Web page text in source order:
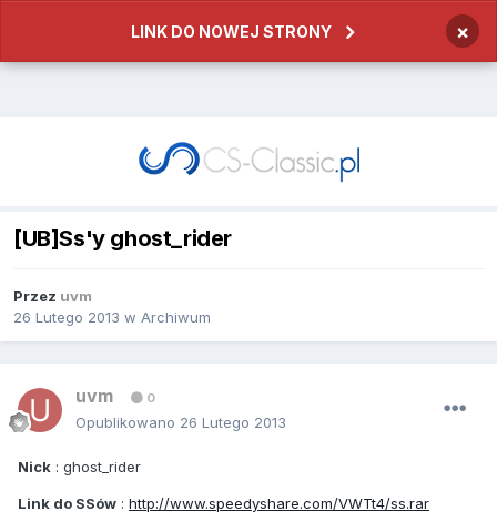
LINK DO NOWEJ STRONY ×
[UB]Ss'y ghost_rider
Przez uvm
26 Lutego 2013 w Archiwum
uvm 0
Opublikowano 26 Lutego 2013
Nick : ghost_rider
Link do SSów : http://www.speedyshare.com/VWTt4/ss.rar